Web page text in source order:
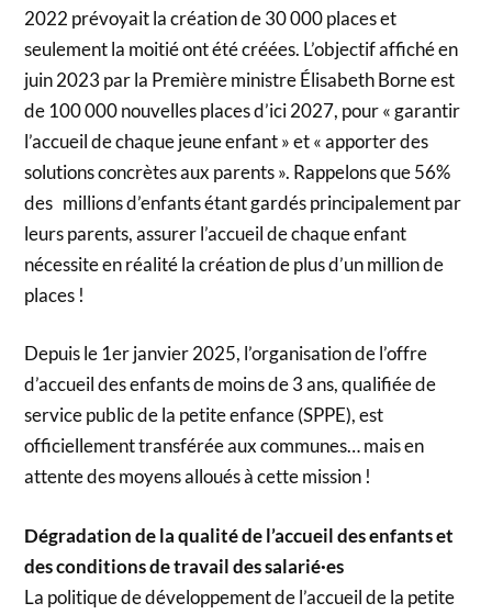
2022 prévoyait la création de 30 000 places et
seulement la moitié ont été créées. L’objectif affiché en
juin 2023 par la Première ministre Élisabeth Borne est
de 100 000 nouvelles places d’ici 2027, pour « garantir
l’accueil de chaque jeune enfant » et « apporter des
solutions concrètes aux parents ». Rappelons que 56%
des millions d’enfants étant gardés principalement par
leurs parents, assurer l’accueil de chaque enfant
nécessite en réalité la création de plus d’un million de
places !
Depuis le 1er janvier 2025, l’organisation de l’offre
d’accueil des enfants de moins de 3 ans, qualifiée de
service public de la petite enfance (SPPE), est
officiellement transférée aux communes… mais en
attente des moyens alloués à cette mission !
Dégradation de la qualité de l’accueil des enfants et
des conditions de travail des salarié·es
La politique de développement de l’accueil de la petite